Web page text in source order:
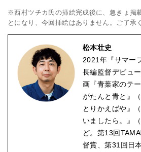
※西村ツチカ氏の挿絵完成後に、急きょ掲
とになり、今回挿絵はありません。ご了承
松本壮史
2021年『サマー
長編監督デビュ
画『青葉家のテ
がたんと青と』
とりかえばや』
いましたら。』
ど。第13回
督賞、第31回日